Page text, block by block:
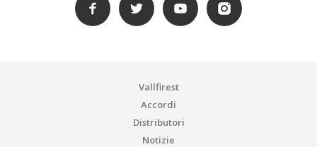
Vallfirest
Accordi
Distributori
Notizie